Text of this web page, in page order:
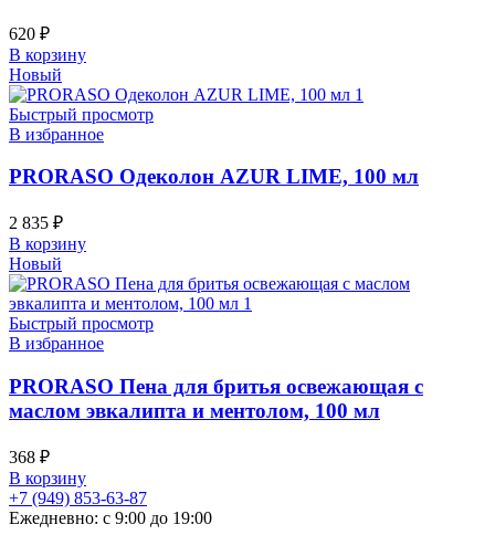
620 ₽
В корзину
Новый
Быстрый просмотр
В избранное
PRORASO Одеколон AZUR LIME, 100 мл
2 835 ₽
В корзину
Новый
Быстрый просмотр
В избранное
PRORASO Пена для бритья освежающая с
маслом эвкалипта и ментолом, 100 мл
368 ₽
В корзину
+7 (949) 853-63-87
Ежедневно: с 9:00 до 19:00